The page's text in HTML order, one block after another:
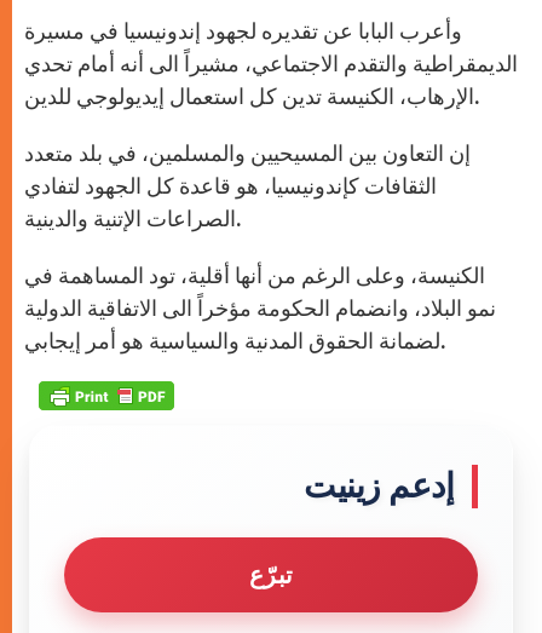
وأعرب البابا عن تقديره لجهود إندونيسيا في مسيرة
الديمقراطية والتقدم الاجتماعي، مشيراً الى أنه أمام تحدي
الإرهاب، الكنيسة تدين كل استعمال إيديولوجي للدين.
إن التعاون بين المسيحيين والمسلمين، في بلد متعدد
الثقافات كإندونيسيا، هو قاعدة كل الجهود لتفادي
الصراعات الإتنية والدينية.
الكنيسة، وعلى الرغم من أنها أقلية، تود المساهمة في
نمو البلاد، وانضمام الحكومة مؤخراً الى الاتفاقية الدولية
لضمانة الحقوق المدنية والسياسية هو أمر إيجابي.
إدعم زينيت
تبرّع